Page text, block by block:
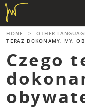
Skip
to
content
HOME > OTHER
TERAZ DOKONAMY, MY,
Czego